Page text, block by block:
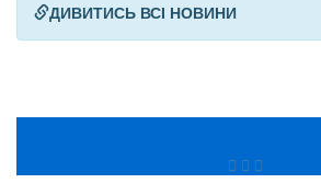
ДИВИТИСЬ ВСІ НОВИНИ